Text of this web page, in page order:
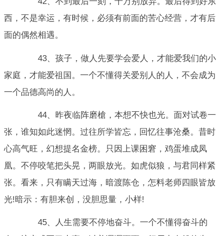
西，不是幸运，有时候，必须有前面的苦心经营，才有后
面的偶然相遇。
43、孩子，做人先要学会爱人，才能爱我们的小
家庭，才能爱祖国。一个不懂得关爱别人的人，不会成为
一个品德高尚的人。
44、昨夜临阵磨槍，本想不快也光。面对试卷一
张，谁知如此迷惘。过往所学皆忘，回忆往事沧桑。昔时
心高气旺，幻想提名金榜。只因上课困窘，鸡蛋堆成凤
凰。不停咬笔把头晃，两眼放光。如虎似狼，与君同样紧
张。看来，只有瞒天过海，暗渡陈仓，怎料老师四眼皆放
光!暗示：有胆来创，没胆思量，小样!
45、人生需要不停地奋斗。一个不懂得奋斗的